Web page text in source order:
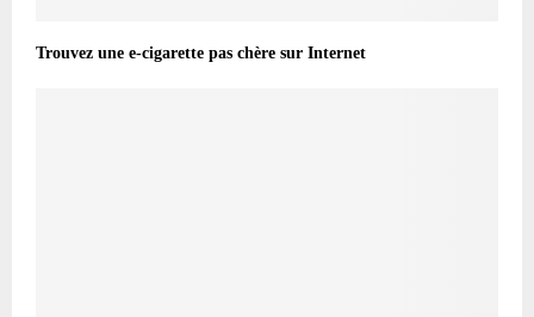
Trouvez une e-cigarette pas chère sur Internet